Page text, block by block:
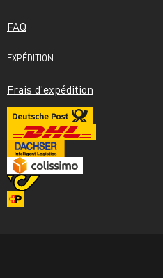
FAQ
EXPÉDITION
Frais d'expédition